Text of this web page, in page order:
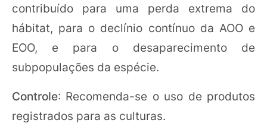
contribuído para uma perda extrema do
hábitat, para o declínio contínuo da AOO e
EOO, e para o desaparecimento de
subpopulações da espécie.
Controle: Recomenda-se o uso de produtos
registrados para as culturas.